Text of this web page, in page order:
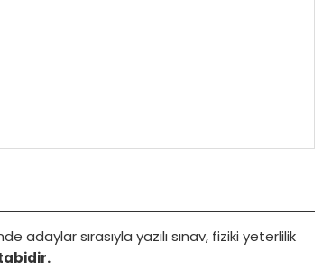
adaylar sırasıyla yazılı sınav, fiziki yeterlilik